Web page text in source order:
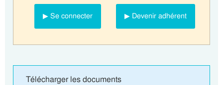
▶ Se connecter ▶ Devenir adhérent
Télécharger les documents